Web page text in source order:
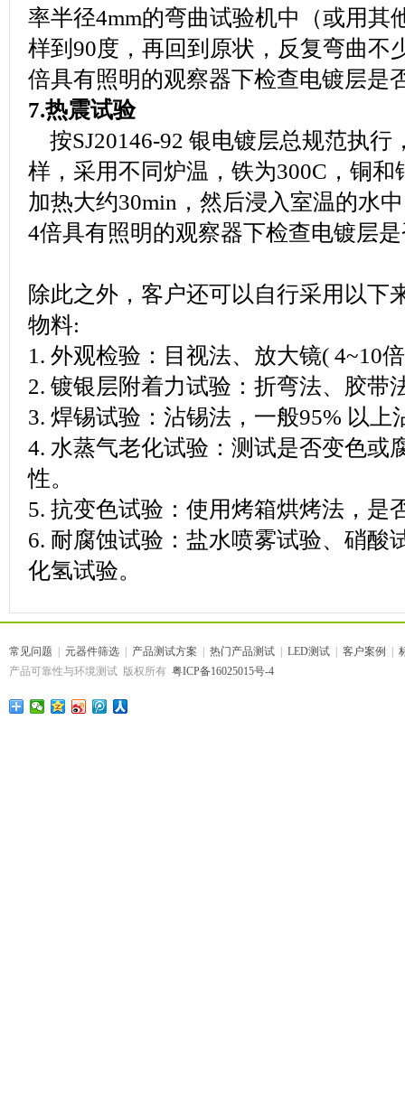
率半径4mm的弯曲试验机中（或用其
样到90度，再回到原状，反复弯曲不
倍具有照明的观察器下检查电镀层是
7.热震试验
按SJ20146-92 银电镀层总规范执行
样，采用不同炉温，铁为300C，铜和
加热大约30min，然后浸入室温的水
4倍具有照明的观察器下检查电镀层
除此之外，客户还可以自行采用以下
物料:
1. 外观检验：目视法、放大镜( 4~10
2. 镀银层附着力试验：折弯法、胶带
3. 焊锡试验：沾锡法，一般95% 以
4. 水蒸气老化试验：测试是否变色或
性。
5. 抗变色试验：使用烤箱烘烤法，是
6. 耐腐蚀试验：盐水喷雾试验、硝酸
化氢试验。
常见问题 元器件筛选 产品测试方案 热门产品测试 LED测试 客户案例
产品可靠性与环境测试 版权所有 粤ICP备16025015号-4